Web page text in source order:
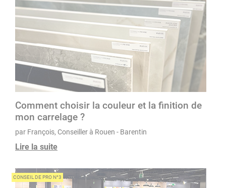
Comment choisir la couleur et la finition de
mon carrelage ?
par François, Conseiller à Rouen - Barentin
Lire la suite
CONSEIL DE PRO N°3